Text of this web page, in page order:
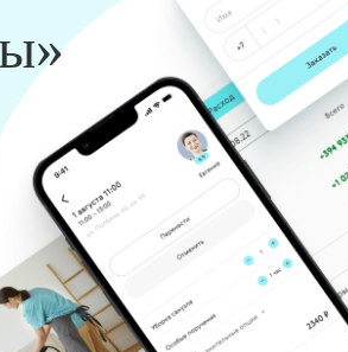
с собой:
аппарат для химчистки и многое